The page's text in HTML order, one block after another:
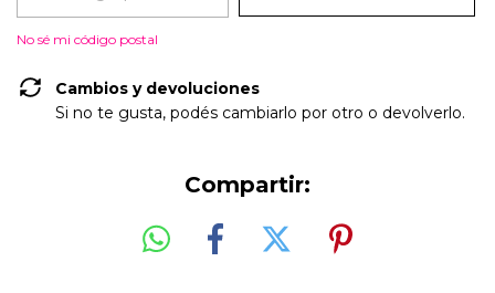
No sé mi código postal
Cambios y devoluciones
Si no te gusta, podés cambiarlo por otro o devolverlo.
Compartir: